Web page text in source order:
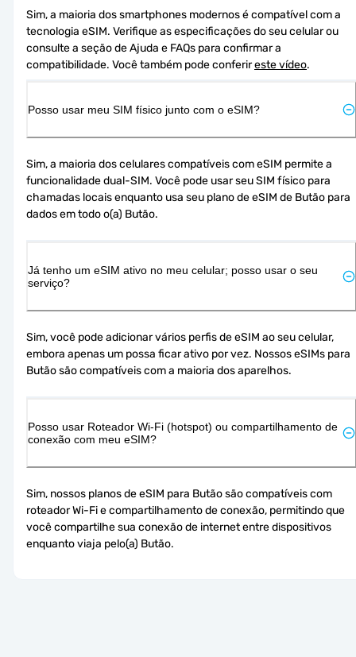
Sim, a maioria dos smartphones modernos é compatível com a
tecnologia eSIM. Verifique as especificações do seu celular ou
consulte a seção de Ajuda e FAQs para confirmar a
compatibilidade. Você também pode conferir este vídeo.
Posso usar meu SIM físico junto com o eSIM?
Sim, a maioria dos celulares compatíveis com eSIM permite a
funcionalidade dual-SIM. Você pode usar seu SIM físico para
chamadas locais enquanto usa seu plano de eSIM de Butão para
dados em todo o(a) Butão.
Já tenho um eSIM ativo no meu celular; posso usar o seu
serviço?
Sim, você pode adicionar vários perfis de eSIM ao seu celular,
embora apenas um possa ficar ativo por vez. Nossos eSIMs para
Butão são compatíveis com a maioria dos aparelhos.
Posso usar Roteador Wi-Fi (hotspot) ou compartilhamento de
conexão com meu eSIM?
Sim, nossos planos de eSIM para Butão são compatíveis com
roteador Wi-Fi e compartilhamento de conexão, permitindo que
você compartilhe sua conexão de internet entre dispositivos
enquanto viaja pelo(a) Butão.